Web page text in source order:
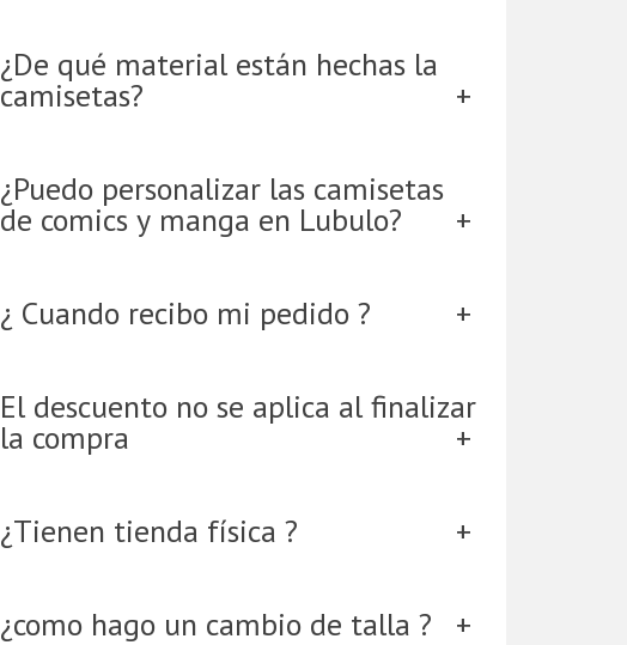
¿De qué material están hechas la
camisetas?
¿Puedo personalizar las camisetas
de comics y manga en Lubulo?
¿ Cuando recibo mi pedido ?
El descuento no se aplica al finalizar
la compra
¿Tienen tienda física ?
¿como hago un cambio de talla ?